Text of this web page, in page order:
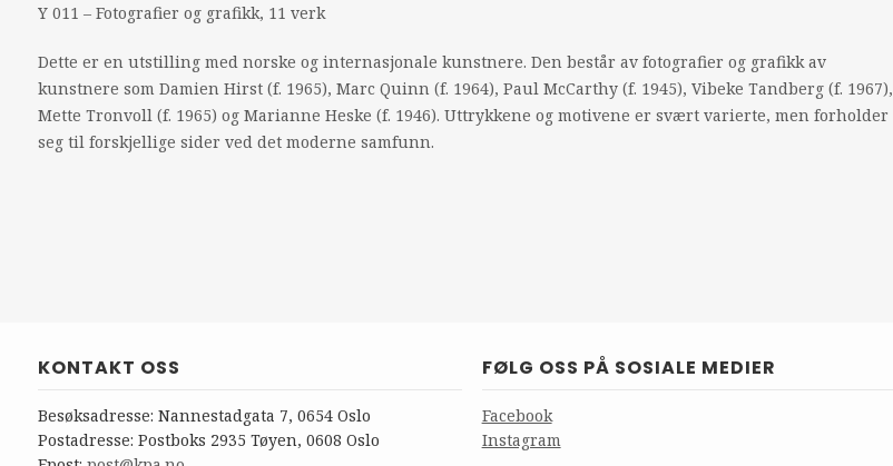
Y 011 – Fotografier og grafikk, 11 verk
Dette er en utstilling med norske og internasjonale kunstnere. Den består av fotografier og grafikk av
kunstnere som Damien Hirst (f. 1965), Marc Quinn (f. 1964), Paul McCarthy (f. 1945), Vibeke Tandberg (f. 1967),
Mette Tronvoll (f. 1965) og Marianne Heske (f. 1946). Uttrykkene og motivene er svært varierte, men forholder
seg til forskjellige sider ved det moderne samfunn.
KONTAKT OSS
Besøksadresse: Nannestadgata 7, 0654 Oslo
Postadresse: Postboks 2935 Tøyen, 0608 Oslo
FØLG OSS PÅ SOSIALE MEDIER
Facebook
Instagram